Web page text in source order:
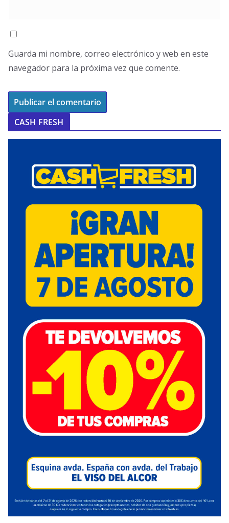
Guarda mi nombre, correo electrónico y web en este
navegador para la próxima vez que comente.
CASH FRESH